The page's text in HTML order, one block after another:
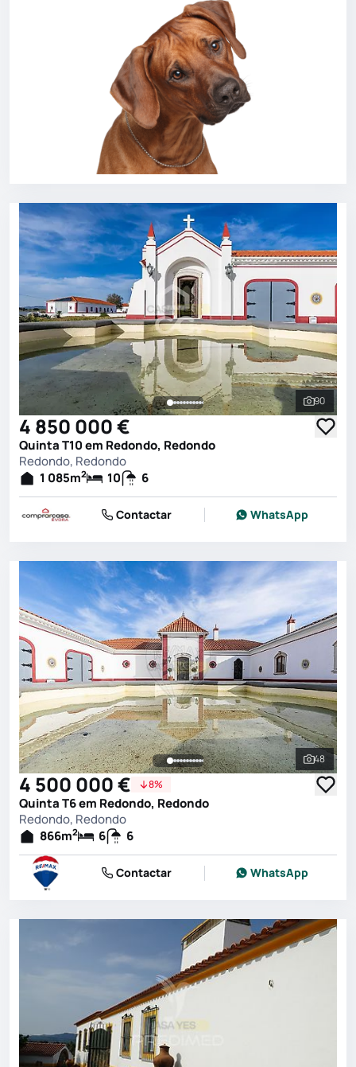
Ver
90
4 850 000 €
Quinta T10 em Redondo, Redondo
Redondo, Redondo
1 085m2 10 6
Contactar WhatsApp
Ver
48
4 500 000 € 8%
Quinta T6 em Redondo, Redondo
Redondo, Redondo
866m2 6 6
Contactar WhatsApp